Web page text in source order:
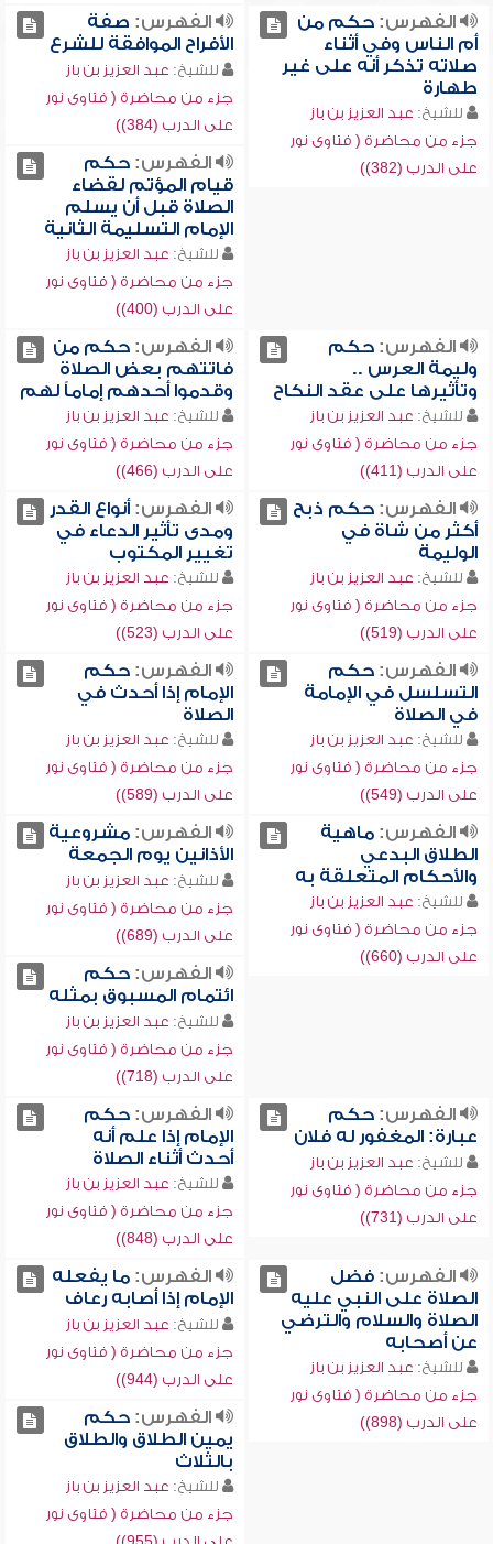
الفهرس:حكم من
أم الناس وفي أثناء
صلاته تذكر أنه على غير
طهارة
للشيخ: عبد العزيز بن باز
جزء من محاضرة ( فتاوى نور
على الدرب (382))
الفهرس: صفة
الأفراح الموافقة للشرع
للشيخ: عبد العزيز بن باز
جزء من محاضرة ( فتاوى نور
على الدرب (384))
الفهرس:حكم
قيام المؤتم لقضاء
الصلاة قبل أن يسلم
الإمام التسليمة الثانية
للشيخ: عبد العزيز بن باز
جزء من محاضرة ( فتاوى نور
على الدرب (400))
الفهرس:حكم
وليمة العرس ..
وتأثيرها على عقد النكاح
للشيخ: عبد العزيز بن باز
جزء من محاضرة ( فتاوى نور
على الدرب (411))
الفهرس:حكم من
فاتتهم بعض الصلاة
وقدموا أحدهم إماماً لهم
للشيخ: عبد العزيز بن باز
جزء من محاضرة ( فتاوى نور
على الدرب (466))
الفهرس:حكم ذبح
أكثر من شاة في
الوليمة
للشيخ: عبد العزيز بن باز
جزء من محاضرة ( فتاوى نور
على الدرب (519))
الفهرس:أنواع القدر
ومدى تأثير الدعاء في
تغيير المكتوب
للشيخ: عبد العزيز بن باز
جزء من محاضرة ( فتاوى نور
على الدرب (523))
الفهرس:حكم
التسلسل في الإمامة
في الصلاة
للشيخ: عبد العزيز بن باز
جزء من محاضرة ( فتاوى نور
على الدرب (549))
الفهرس:حكم
الإمام إذا أحدث في
الصلاة
للشيخ: عبد العزيز بن باز
جزء من محاضرة ( فتاوى نور
على الدرب (589))
الفهرس:ماهية
الطلاق البدعي
والأحكام المتعلقة به
للشيخ: عبد العزيز بن باز
جزء من محاضرة ( فتاوى نور
على الدرب (660))
الفهرس:مشروعية
الأذانين يوم الجمعة
للشيخ: عبد العزيز بن باز
جزء من محاضرة ( فتاوى نور
على الدرب (689))
الفهرس:حكم
ائتمام المسبوق بمثله
للشيخ: عبد العزيز بن باز
جزء من محاضرة ( فتاوى نور
على الدرب (718))
الفهرس:حكم
عبارة: المغفور له فلان
للشيخ: عبد العزيز بن باز
جزء من محاضرة ( فتاوى نور
على الدرب (731))
الفهرس:حكم
الإمام إذا علم أنه
أحدث أثناء الصلاة
للشيخ: عبد العزيز بن باز
جزء من محاضرة ( فتاوى نور
على الدرب (848))
الفهرس:فضل
الصلاة على النبي عليه
الصلاة والسلام والترضي
عن أصحابه
للشيخ: عبد العزيز بن باز
جزء من محاضرة ( فتاوى نور
على الدرب (898))
الفهرس:ما يفعله
الإمام إذا أصابه رعاف
للشيخ: عبد العزيز بن باز
جزء من محاضرة ( فتاوى نور
على الدرب (944))
الفهرس:حكم
يمين الطلاق والطلاق
بالثلاث
للشيخ: عبد العزيز بن باز
جزء من محاضرة ( فتاوى نور